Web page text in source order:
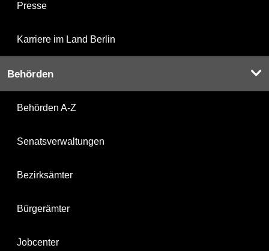
Presse
Karriere im Land Berlin
Behörden
Behörden A-Z
Senatsverwaltungen
Bezirksämter
Bürgerämter
Jobcenter